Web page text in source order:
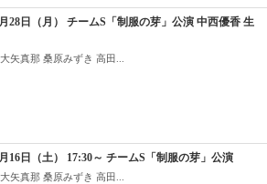
28日（月） チームS「制服の芽」公演 中西優香 生
矢真那 桑原みずき 高田...
16日（土） 17:30～ チームS「制服の芽」公演
矢真那 桑原みずき 高田...